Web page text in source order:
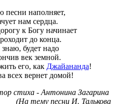
наполняет,
нам сердца.
к Богу начинает
до конца.
будет надо
век земной.
его, как Джайананда!
всех вернет домой!
стиха - Антонина Загарина
(На тему песни И. Талькова